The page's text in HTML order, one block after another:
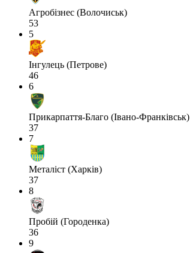
Агробізнес (Волочиськ)
53
5
Інгулець (Петрове)
46
6
Прикарпаття-Благо (Івано-Франківськ)
37
7
Металіст (Харків)
37
8
Пробій (Городенка)
36
9